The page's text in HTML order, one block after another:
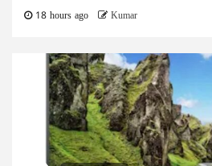
18 hours ago Kumar